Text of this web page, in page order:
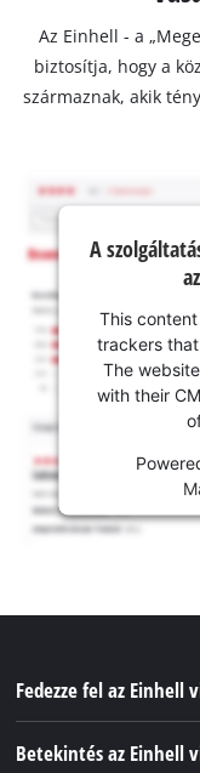
Az Einhell - a
biztosítja, hogy a
származnak, akik
A
This
trackers
The
with their
Fedezze fel az Einhell
Betekintés az Einhell